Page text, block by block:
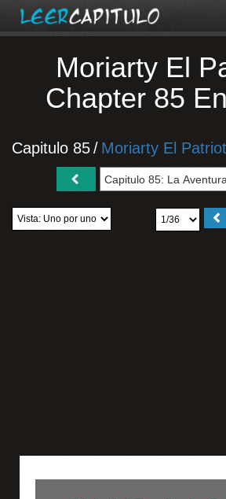
Moriarty El
Chapter 85
Capitulo 85/ Moriarty El